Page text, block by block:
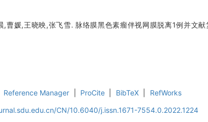
,曹媛,王晓映,张飞雪. 脉络膜黑色素瘤伴视网膜脱离1例并文
Reference Manager ProCite BibTeX
RefWorks
CN/10.6040/j.issn.1671-7554.0.2022.1224